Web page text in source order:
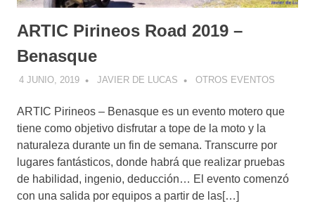
ARTIC Pirineos Road 2019 –
Benasque
4 JUNIO, 2019 JAVIER DE LUCAS OTROS EVENTOS
ARTIC Pirineos – Benasque es un evento motero que
tiene como objetivo disfrutar a tope de la moto y la
naturaleza durante un fin de semana. Transcurre por
lugares fantásticos, donde habrá que realizar pruebas
de habilidad, ingenio, deducción… El evento comenzó
con una salida por equipos a partir de las[…]